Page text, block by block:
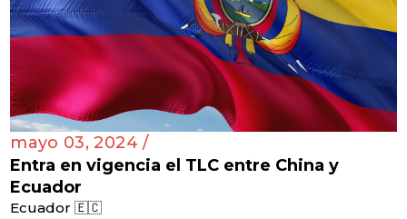
mayo 03, 2024 /
Entra en vigencia el TLC entre China y
Ecuador
Ecuador 🇪🇨